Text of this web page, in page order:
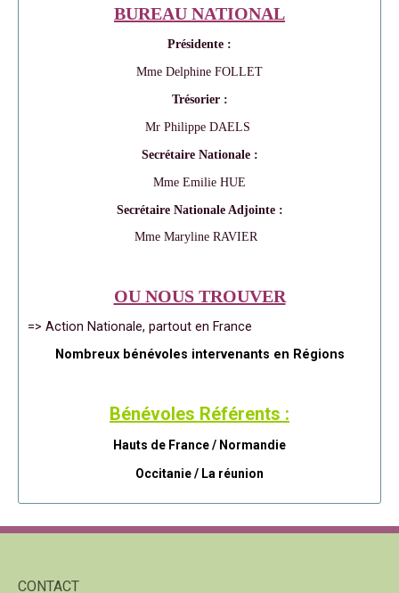
BUREAU NATIONAL
Présidente :
Mme Delphine FOLLET
Trésorier :
Mr Philippe DAELS
Secrétaire Nationale :
Mme Emilie HUE
Secrétaire Nationale Adjointe :
Mme Maryline RAVIER
OU NOUS TROUVER
=> Action Nationale, partout en France
Nombreux bénévoles intervenants en Régions
Bénévoles Référents :
Hauts de France / Normandie
Occitanie / La réunion
CONTACT